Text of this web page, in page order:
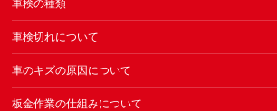
車検の種類
車検切れについて
車のキズの原因について
板金作業の仕組みについて